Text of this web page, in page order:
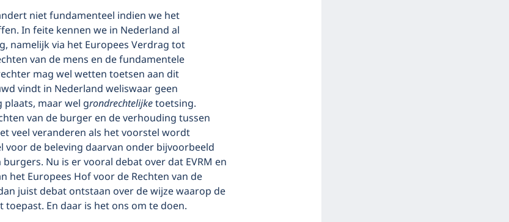
niet fundamenteel indien we het
In feite kennen we in Nederland al
namelijk via het Europees Verdrag tot
van de mens en de fundamentele
mag wel wetten toetsen aan dit
vindt in Nederland weliswaar geen
plaats, maar wel grondrechtelijketoetsing.
van de burger en de verhouding tussen
veel veranderen als het voorstel wordt
voor de beleving daarvan onder bijvoorbeeld
Nu is er vooral debat over dat EVRM en
het Europees Hof voor de Rechten van de
juist debat ontstaan over de wijze waarop de
En daar is het ons om te doen.